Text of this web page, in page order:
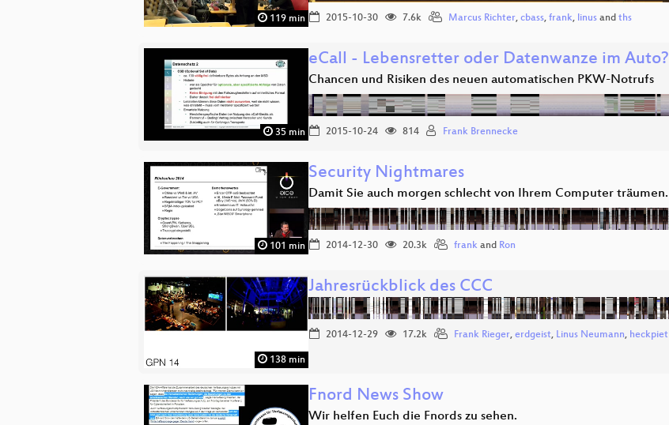
119 min 2015-10-30 7.6k Marcus Richter, cbass, frank, linus and ths
35 min
eCall - Lebensretter oder Datenwanze im Auto?
Chancen und Risiken des neuen automatischen PKW-Notrufs
2015-10-24 814 Frank Brennecke
101 min
Security Nightmares
Damit Sie auch morgen schlecht von Ihrem Computer träumen.
2014-12-30 20.3k frank and Ron
138 min
Jahresrückblick des CCC
2014-12-29 17.2k Frank Rieger, erdgeist, Linus Neumann, heckpiet
Fnord News Show
Wir helfen Euch die Fnords zu sehen.